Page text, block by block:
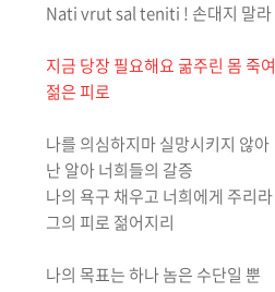
Nati vrut sal teniti ! 손대지 말라
지금 당장 필요해요 굶주린 몸 죽
젊은 피로
나를 의심하지마 실망시키지 않아
난 알아 너희들의 갈증
나의 욕구 채우고 너희에게 주리라
그의 피로 젊어지리
나의 목표는 하나 놈은 수단일 뿐